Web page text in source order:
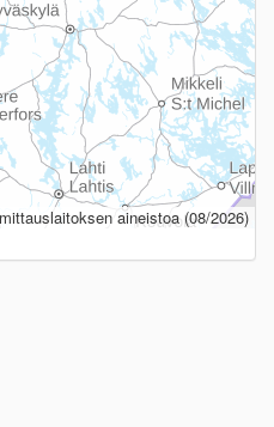
aineistoa (08/2026)